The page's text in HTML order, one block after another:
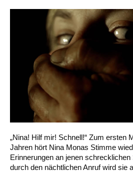
„Nina! Hilf mir! Schnell!“ Zum ersten
Jahren hört Nina Monas Stimme
Erinnerungen an jenen
durch den nächtlichen Anruf wird sie